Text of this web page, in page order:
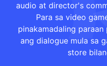
audio at director's
Para sa video
pinakamadaling
ang dialogue mula sa
store